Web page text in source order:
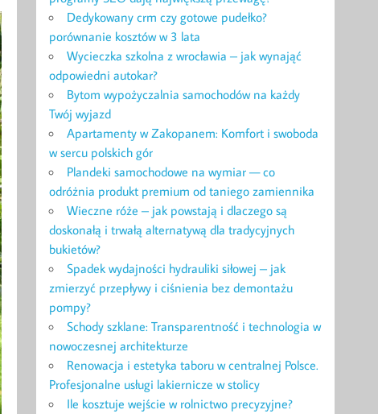
Dedykowany crm czy gotowe pudełko?
porównanie kosztów w 3 lata
Wycieczka szkolna z wrocławia – jak wynająć
odpowiedni autokar?
Bytom wypożyczalnia samochodów na każdy
Twój wyjazd
Apartamenty w Zakopanem: Komfort i swoboda
w sercu polskich gór
Plandeki samochodowe na wymiar — co
odróżnia produkt premium od taniego zamiennika
Wieczne róże – jak powstają i dlaczego są
doskonałą i trwałą alternatywą dla tradycyjnych
bukietów?
Spadek wydajności hydrauliki siłowej – jak
zmierzyć przepływy i ciśnienia bez demontażu
pompy?
Schody szklane: Transparentność i technologia w
nowoczesnej architekturze
Renowacja i estetyka taboru w centralnej Polsce.
Profesjonalne usługi lakiernicze w stolicy
Ile kosztuje wejście w rolnictwo precyzyjne?